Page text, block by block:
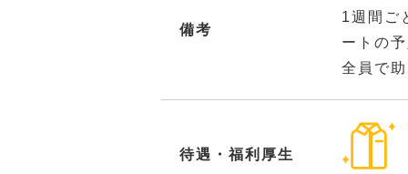
備考
1週間ご
ートの
全員で
待遇・福利厚生